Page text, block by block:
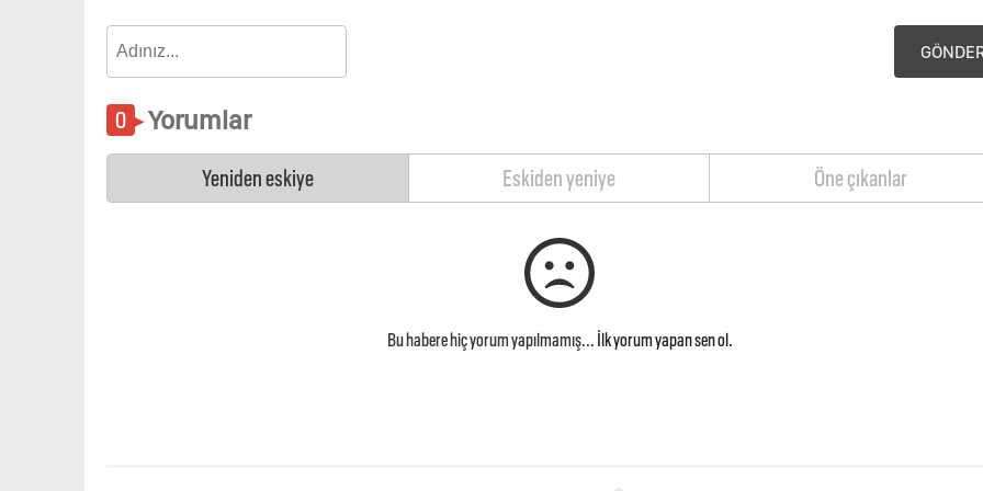
Yorumlar
Yeniden eskiye Eskiden yeniye Öne çıkanlar
Bu habere hiç yorum yapılmamış... İlk yorum yapan sen ol.